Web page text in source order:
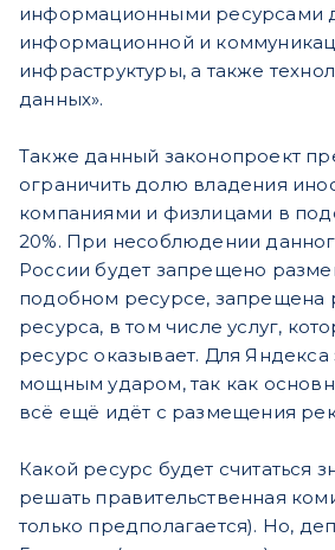
информационными ресурсами
информационной и
инфраструктуры, а также
данных».
Также данный законопроект
ограничить долю владения
компаниями и физлицами в
20%. При несоблюдении
России будет запрещено
подобном ресурсе, запрещена
ресурса, в том числе услуг,
ресурс оказывает. Для Яндекса
мощным ударом, так как
всё ещё идёт с размещения
Какой ресурс будет считаться
решать правительственная
только предполагается). Но,